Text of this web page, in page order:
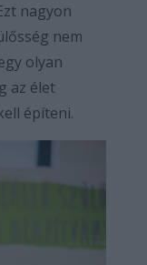
nagyon
nem
olyan
az élet
építeni.